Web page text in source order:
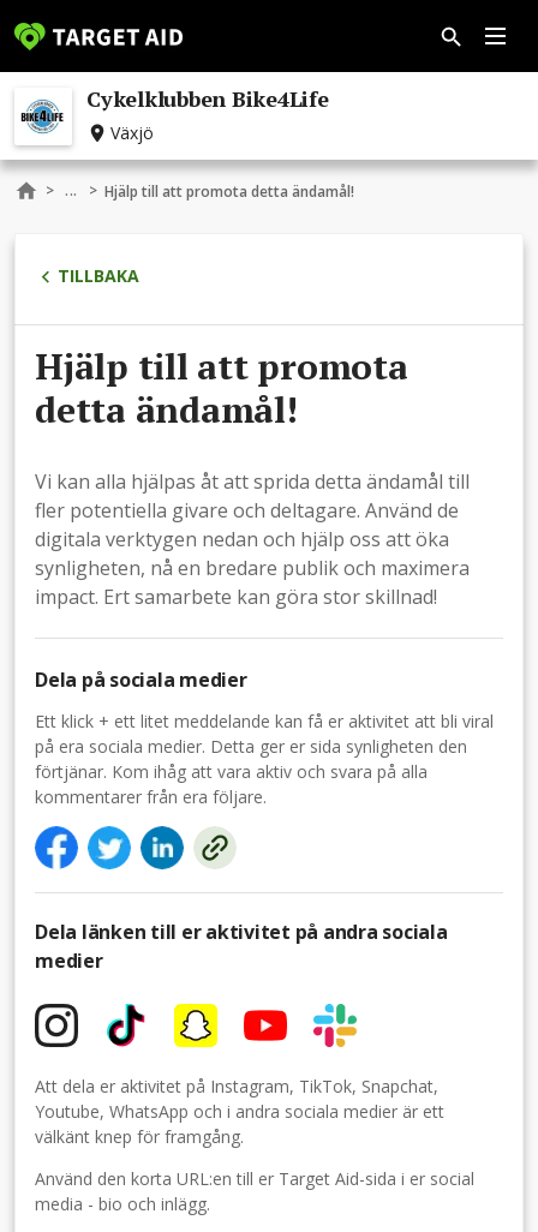
Cykelklubben Bike4Life
Växjö
> ... > Hjälp till att promota detta ändamål!
TILLBAKA
Hjälp till att promota
detta ändamål!
Vi kan alla hjälpas åt att sprida detta ändamål till
fler potentiella givare och deltagare. Använd de
digitala verktygen nedan och hjälp oss att öka
synligheten, nå en bredare publik och maximera
impact. Ert samarbete kan göra stor skillnad!
Dela på sociala medier
Ett klick + ett litet meddelande kan få er aktivitet att bli viral
på era sociala medier. Detta ger er sida synligheten den
förtjänar. Kom ihåg att vara aktiv och svara på alla
kommentarer från era följare.
Dela länken till er aktivitet på andra sociala
medier
Att dela er aktivitet på Instagram, TikTok, Snapchat,
Youtube, WhatsApp och i andra sociala medier är ett
välkänt knep för framgång.
Använd den korta URL:en till er Target Aid-sida i er social
media - bio och inlägg.